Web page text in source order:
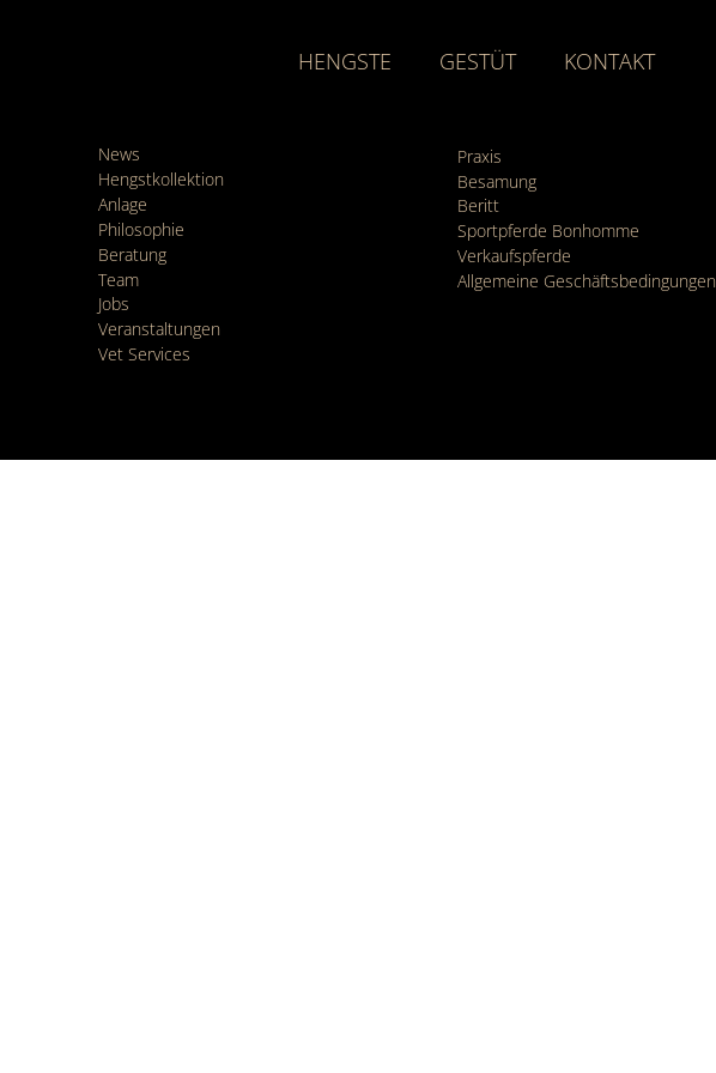
HENGSTE GESTÜT KONTAKT
News
Hengstkollektion
Anlage
Philosophie
Beratung
Team
Jobs
Veranstaltungen
Vet Services
Praxis
Besamung
Beritt
Sportpferde Bonhomme
Verkaufspferde
Allgemeine Geschäfts­bedingungen